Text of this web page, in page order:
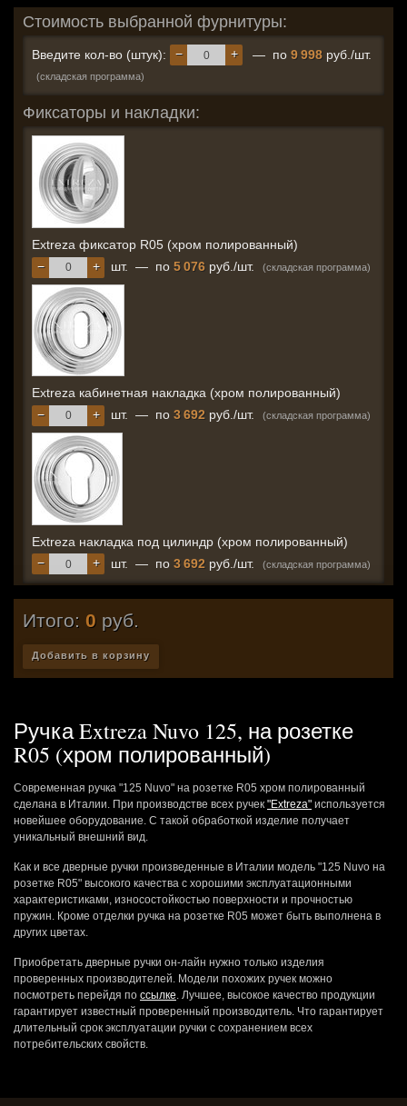
Стоимость выбранной фурнитуры:
Введите кол-во (штук): +
− — по 9 998 руб./шт.
(складская программа)
Фиксаторы и накладки:
Extreza фиксатор R05 (хром полированный)
+
− шт. — по 5 076 руб./шт. (складская программа)
Extreza кабинетная накладка (хром полированный)
+
− шт. — по 3 692 руб./шт. (складская программа)
Extreza накладка под цилиндр (хром полированный)
+
− шт. — по 3 692 руб./шт. (складская программа)
Итого: 0 руб.
Добавить в корзину
Ручка Extreza Nuvo 125, на розетке
R05 (хром полированный)
Современная ручка "125 Nuvo" на розетке R05 хром полированный
сделана в Италии. При производстве всех ручек "Extreza" используется
новейшее оборудование. С такой обработкой изделие получает
уникальный внешний вид.
Как и все дверные ручки произведенные в Италии модель "125 Nuvo на
розетке R05" высокого качества с хорошими эксплуатационными
характеристиками, износостойкостью поверхности и прочностью
пружин. Кроме отделки ручка на розетке R05 может быть выполнена в
других цветах.
Приобретать дверные ручки он-лайн нужно только изделия
проверенных производителей. Модели похожих ручек можно
посмотреть перейдя по ссылке. Лучшее, высокое качество продукции
гарантирует известный проверенный производитель. Что гарантирует
длительный срок эксплуатации ручки с сохранением всех
потребительских свойств.